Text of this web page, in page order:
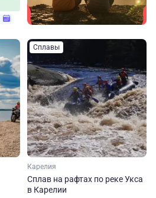
Сплавы
Карелия
Сплав на рафтах по реке Укса
в Карелии